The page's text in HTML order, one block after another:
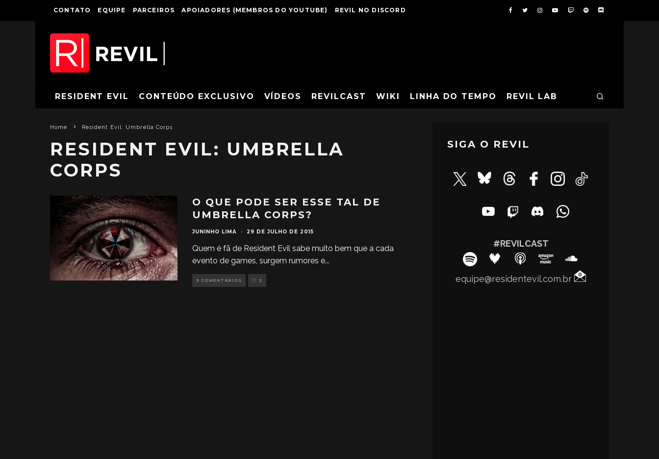
CONTATO EQUIPE PARCEIROS APOIADORES (MEMBROS DO YOUTUBE) REVIL NO DISCORD
RESIDENT EVIL CONTEÚDO EXCLUSIVO VÍDEOS REVILCAST WIKI LINHA DO TEMPO REVIL LAB
Home Resident Evil: Umbrella Corps
RESIDENT EVIL: UMBRELLA
CORPS
O QUE PODE SER ESSE TAL DE
UMBRELLA CORPS?
JUNINHO LIMA · 29 DE JULHO DE 2015
Quem é fã de Resident Evil sabe muito bem que a cada
evento de games, surgem rumores e...
9 COMENTÁRIOS 2
SIGA O REVIL
#REVILCAST
equipe@residentevil.com.br